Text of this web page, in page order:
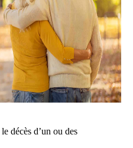
décès d’un ou des